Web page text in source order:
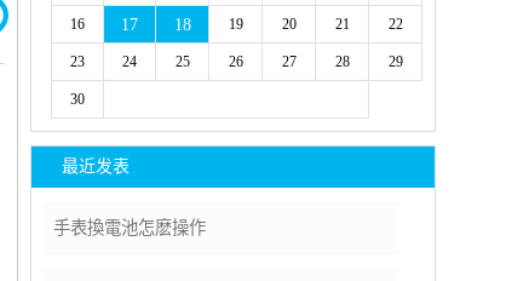
16 17 18 19 20 21 22
23 24 25 26 27 28 29
30
最近发表
​手表換電池怎麽操作